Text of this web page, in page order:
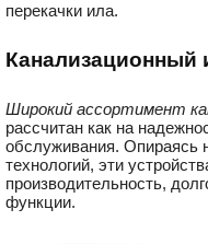
перекачки ила.
Канализационный
Широкий ассортимент
рассчитан как на
обслуживания. Опираясь
технологий, эти
производительность,
функции.